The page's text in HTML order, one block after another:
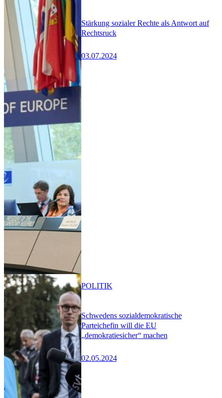
Stärkung sozialer Rechte als Antwort auf
Rechtsruck
03.07.2024
Schwedens sozialdemokratische
Parteichefin will die EU
„demokratiesicher“ machen
02.05.2024
POLITIK